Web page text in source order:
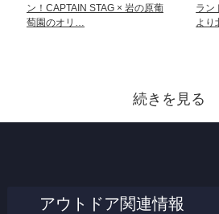
ン！CAPTAIN STAG × 岩の原葡
萄園のオリ…
ラン
よ
続きを見る
アウトドア関連情報